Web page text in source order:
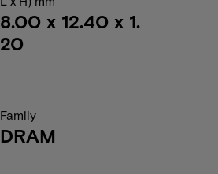
8.00 x 12.40 x 1.
20
Family
DRAM